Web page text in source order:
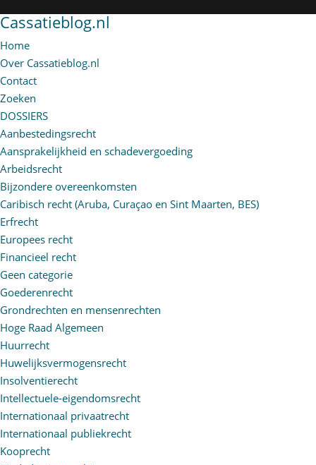
Cassatieblog.nl
Home
Over Cassatieblog.nl
Contact
Zoeken
DOSSIERS
Aanbestedingsrecht
Aansprakelijkheid en schadevergoeding
Arbeidsrecht
Bijzondere overeenkomsten
Caribisch recht (Aruba, Curaçao en Sint Maarten, BES)
Erfrecht
Europees recht
Financieel recht
Geen categorie
Goederenrecht
Grondrechten en mensenrechten
Hoge Raad Algemeen
Huurrecht
Huwelijksvermogensrecht
Insolventierecht
Intellectuele-eigendomsrecht
Internationaal privaatrecht
Internationaal publiekrecht
Kooprecht